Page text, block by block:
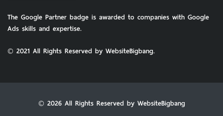
The Google Partner badge is awarded to companies with Google
Ads skills and expertise.
© 2021 All Rights Reserved by WebsiteBigbang.
© 2026 All Rights Reserved by WebsiteBigbang